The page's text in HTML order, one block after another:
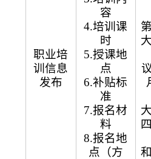
职业培
训信息
发布
容
4.培训课
时
5.授课地
点
6.补贴标
准
7.报名材
料
8.报名地
点（方